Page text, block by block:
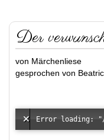
Der
von Märchenliese
gesprochen von